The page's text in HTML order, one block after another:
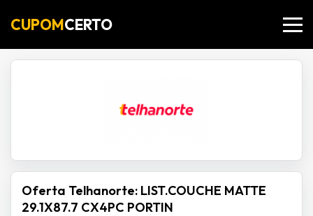
CUPOMCERTO
Oferta Telhanorte: LIST.COUCHE MATTE
29.1X87.7 CX4PC PORTIN